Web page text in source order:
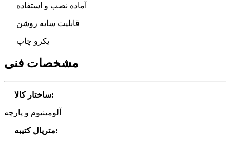
آماده نصب و استفاده
قابلیت سایه روشن
یکرو چاپ
مشخصات فنی
ساختار کالا:
آلومینیوم و پارچه
متریال کتیبه: